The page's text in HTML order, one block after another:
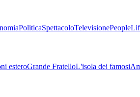
PoliticaSpettacoloTelevisionePeople
esteroGrande FratelloL'isola dei famosi